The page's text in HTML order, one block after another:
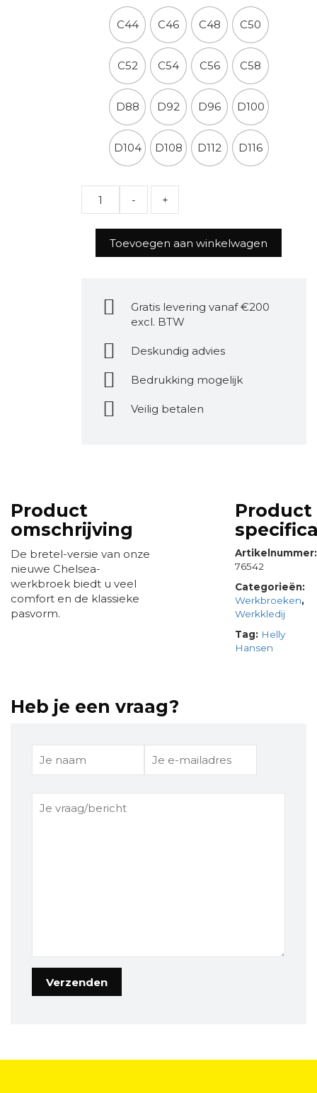
C44 C46 C48 C50
C52 C54 C56 C58
D88 D92 D96 D100
D104 D108 D112 D116
Toevoegen aan winkelwagen
Gratis levering vanaf €200
excl. BTW
Deskundig advies
Bedrukking mogelijk
Veilig betalen
Product
omschrijving
De bretel-versie van onze
nieuwe Chelsea-
werkbroek biedt u veel
comfort en de klassieke
pasvorm.
Product
Artikelnummer:
76542
Categorieën:
Werkbroeken,
Werkkledij
Tag: Helly
Hansen
Heb je een vraag?